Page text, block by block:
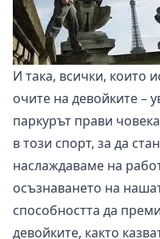
И така, всички, които
очите на девойките –
паркурът прави
в този спорт, за да
наслаждаваме на
осъзнаването на
способността да
девойките, както